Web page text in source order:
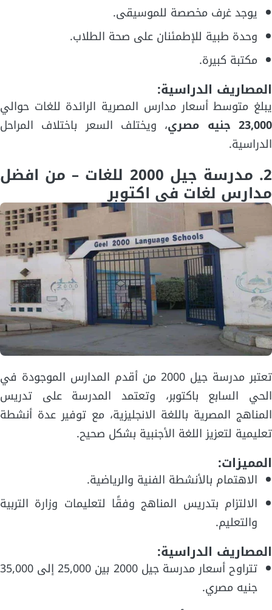
يوجد غرف مخصصة للموسيقى.
وحدة طبية للإطمئنان على صحة الطلاب.
مكتبة كبيرة.
المصاريف الدراسية:
يبلغ متوسط أسعار مدارس المصرية الرائدة للغات حوالي
23,000 جنيه مصري
، ويختلف السعر باختلاف المراحل
الدراسية.
2. مدرسة جيل 2000 للغات – من افضل
مدارس لغات في اكتوبر
تعتبر مدرسة جيل 2000 من أقدم المدارس الموجودة في
الحي السابع باكتوبر، وتعتمد المدرسة على تدريس
المناهج المصرية باللغة الانجليزية، مع توفير عدة أنشطة
تعليمية لتعزيز اللغة الأجنبية بشكل صحيح.
المميزات:
الاهتمام بالأنشطة الفنية والرياضية.
الالتزام بتدريس المناهج وفقًا لتعليمات وزارة التربية
والتعليم.
المصاريف الدراسية:
تتراوح أسعار مدرسة جيل 2000 بين 25,000 إلى 35,000
جنيه مصري.